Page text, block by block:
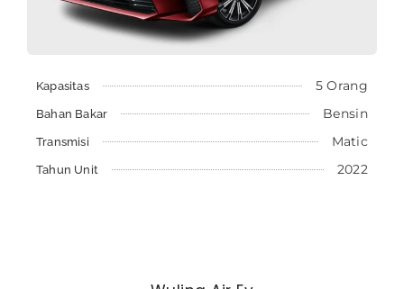
Kapasitas 5 Orang
Bahan Bakar Bensin
Transmisi Matic
Tahun Unit 2022